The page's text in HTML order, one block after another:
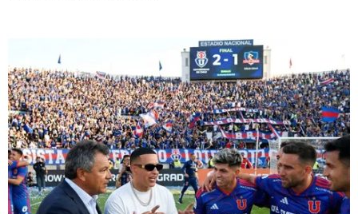
RedGol, al igual que Futbol Sites, es una
compañía perteneciente a Better Collective.
Todos los derechos reservados